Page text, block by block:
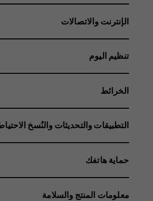
الإنترنت والاتصالات
تنظيم اليوم
الخرائط
التطبيقات والتحديثات والنُسخ
حماية هاتفك
معلومات المنتج والسلامة